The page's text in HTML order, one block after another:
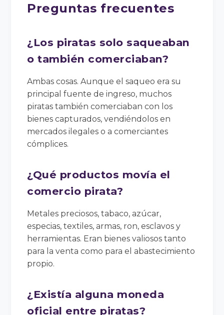
Preguntas frecuentes
¿Los piratas solo saqueaban
o también comerciaban?
Ambas cosas. Aunque el saqueo era su
principal fuente de ingreso, muchos
piratas también comerciaban con los
bienes capturados, vendiéndolos en
mercados ilegales o a comerciantes
cómplices.
¿Qué productos movía el
comercio pirata?
Metales preciosos, tabaco, azúcar,
especias, textiles, armas, ron, esclavos y
herramientas. Eran bienes valiosos tanto
para la venta como para el abastecimiento
propio.
¿Existía alguna moneda
oficial entre piratas?